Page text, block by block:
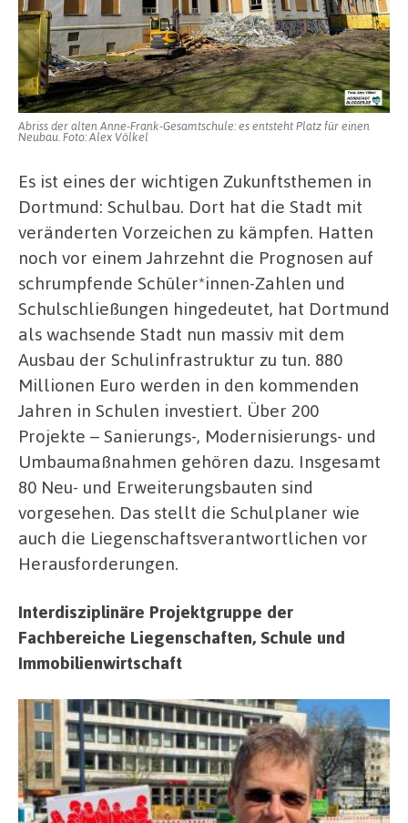
Projekte
Abriss der alten Anne-Frank-Gesamtschule: es entsteht Platz für einen
Neubau. Foto: Alex Völkel
Es ist eines der wichtigen Zukunftsthemen in
Dortmund: Schulbau. Dort hat die Stadt mit
veränderten Vorzeichen zu kämpfen. Hatten
noch vor einem Jahrzehnt die Prognosen auf
schrumpfende Schüler*innen-Zahlen und
Schulschließungen hingedeutet, hat Dortmund
als wachsende Stadt nun massiv mit dem
Ausbau der Schulinfrastruktur zu tun. 880
Millionen Euro werden in den kommenden
Jahren in Schulen investiert. Über 200
Projekte – Sanierungs-, Modernisierungs- und
Umbaumaßnahmen gehören dazu. Insgesamt
80 Neu- und Erweiterungsbauten sind
vorgesehen. Das stellt die Schulplaner wie
auch die Liegenschaftsverantwortlichen vor
Herausforderungen.
Interdisziplinäre Projektgruppe der
Fachbereiche Liegenschaften, Schule und
Immobilienwirtschaft